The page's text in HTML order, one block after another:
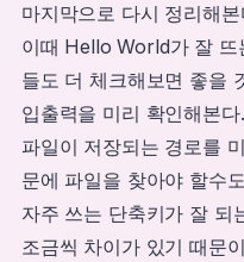
마지막으로 다시 정리해본
이때 Hello World가 잘 뜨
들도 더 체크해보면 좋을
입출력을 미리 확인해본
파일이 저장되는 경로를
문에 파일을 찾아야 할수
자주 쓰는 단축키가 잘 되
조금씩 차이가 있기 때문